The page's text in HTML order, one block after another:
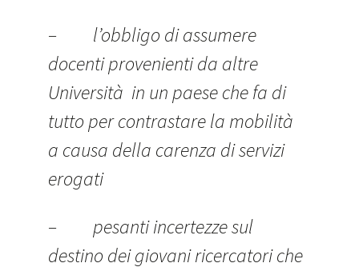
– l’obbligo di assumere
docenti provenienti da altre
Università in un paese che fa di
tutto per contrastare la mobilità
a causa della carenza di servizi
erogati
– pesanti incertezze sul
destino dei giovani ricercatori che